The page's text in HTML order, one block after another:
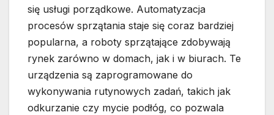
się usługi porządkowe. Automatyzacja
procesów sprzątania staje się coraz bardziej
popularna, a roboty sprzątające zdobywają
rynek zarówno w domach, jak i w biurach. Te
urządzenia są zaprogramowane do
wykonywania rutynowych zadań, takich jak
odkurzanie czy mycie podłóg, co pozwala